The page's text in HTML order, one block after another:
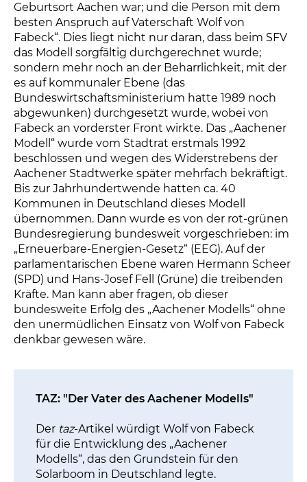
Geburtsort Aachen war; und die Person mit dem
besten Anspruch auf Vaterschaft Wolf von
Fabeck“. Dies liegt nicht nur daran, dass beim SFV
das Modell sorgfältig durchgerechnet wurde;
sondern mehr noch an der Beharrlichkeit, mit der
es auf kommunaler Ebene (das
Bundeswirtschaftsministerium hatte 1989 noch
abgewunken) durchgesetzt wurde, wobei von
Fabeck an vorderster Front wirkte. Das „Aachener
Modell“ wurde vom Stadtrat erstmals 1992
beschlossen und wegen des Widerstrebens der
Aachener Stadtwerke später mehrfach bekräftigt.
Bis zur Jahrhundertwende hatten ca. 40
Kommunen in Deutschland dieses Modell
übernommen. Dann wurde es von der rot-grünen
Bundesregierung bundesweit vorgeschrieben: im
„Erneuerbare-Energien-Gesetz“ (EEG). Auf der
parlamentarischen Ebene waren Hermann Scheer
(SPD) und Hans-Josef Fell (Grüne) die treibenden
Kräfte. Man kann aber fragen, ob dieser
bundesweite Erfolg des „Aachener Modells“ ohne
den unermüdlichen Einsatz von Wolf von Fabeck
denkbar gewesen wäre.
TAZ: "Der Vater des Aachener Modells"
Der taz-Artikel würdigt Wolf von Fabeck
für die Entwicklung des „Aachener
Modells“, das den Grundstein für den
Solarboom in Deutschland legte.